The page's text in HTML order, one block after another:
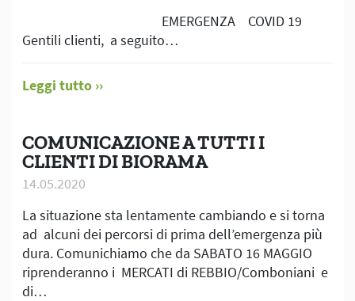
EMERGENZA COVID 19
Gentili clienti, a seguito…
Leggi tutto
COMUNICAZIONE A TUTTI I
CLIENTI DI BIORAMA
14.05.2020
La situazione sta lentamente cambiando e si torna
ad alcuni dei percorsi di prima dell’emergenza più
dura. Comunichiamo che da SABATO 16 MAGGIO
riprenderanno i MERCATI di REBBIO/Comboniani e
di…